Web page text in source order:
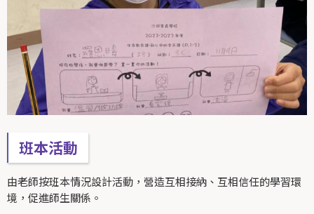
班本活動
由老師按班本情況設計活動，營造互相接納、互相信任的學習環
境，促進師生關係。